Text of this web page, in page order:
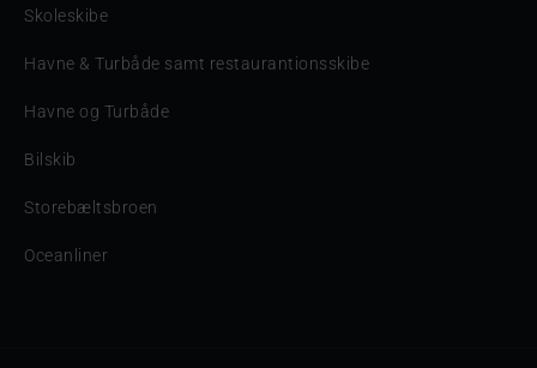
Skoleskibe
Havne & Turbåde samt restaurantionsskibe
Havne og Turbåde
Bilskib
Storebæltsbroen
Oceanliner